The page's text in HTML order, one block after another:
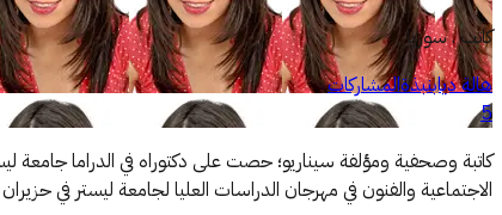
كاتب . سوريا
هالة ديابنبذةالمشاركات
5
كاتبة وصحفية ومؤلفة سيناريو؛ حصت على دكتوراه في الدراما جامعة
الاجتماعية والفنون في مهرجان الدراسات العليا لجامعة ليستر في حزيران 2006. وآخر كتاب لها بعنوان